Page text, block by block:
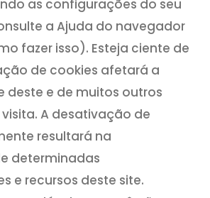
as configurações do seu
a Ajuda do navegador
fazer isso). Esteja ciente de
de cookies afetará a
deste e de muitos outros
A desativação de
resultará na
determinadas
e recursos deste site.